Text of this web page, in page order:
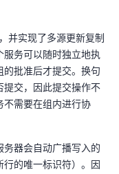
并实现了多源更新复制
务可以随时独立地执
批准后才提交。换句
提交，因此提交操作不
不需要在组内进行协
务器会自动广播写入的
的唯一标识符）。因